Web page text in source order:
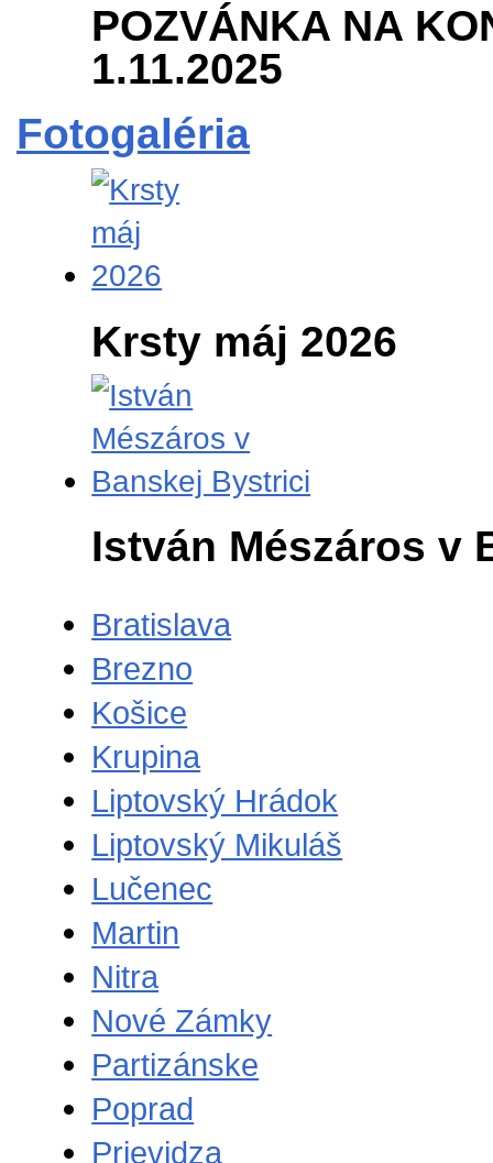
POZVÁNKA NA
1.11.2025
Fotogaléria
Krsty máj 2026
István Mészáros v
Bratislava
Brezno
Košice
Krupina
Liptovský Hrádok
Liptovský Mikuláš
Lučenec
Martin
Nitra
Nové Zámky
Partizánske
Poprad
Prievidza